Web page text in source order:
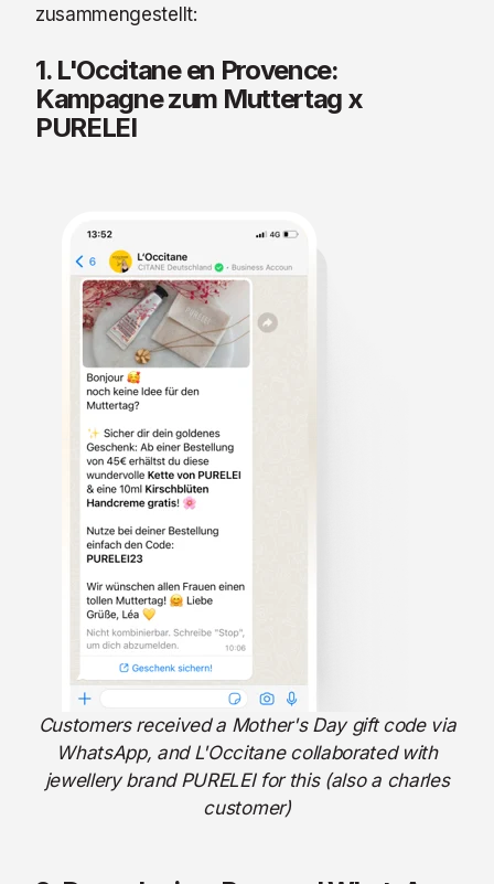
zusammengestellt:
1. L'Occitane en Provence:
Kampagne zum Muttertag x
PURELEI
Customers received a Mother's Day gift code via
WhatsApp, and L'Occitane collaborated with
jewellery brand PURELEI for this (also a charles
customer)